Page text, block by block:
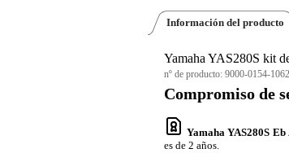
Información del producto
Yamaha YAS280S kit
nº de producto: 9000-0154-1062
Compromiso de
Yamaha YAS280S
es de 2 años.